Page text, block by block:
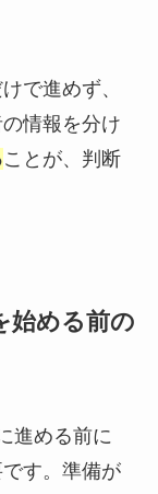
で進めず、
情報を分け
ことが、判断
始める前の
進める前に
す。準備が